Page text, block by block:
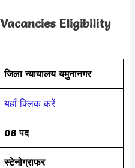
Eligibility
जिला न्यायालय यमुनानगर
यहाँ क्लिक करें
08 पद
स्टेनोग्राफर